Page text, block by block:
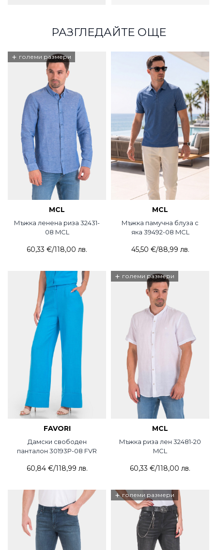
РАЗГЛЕДАЙТЕ ОЩЕ
+ големи размери
MCL
Мъжка ленена риза 32431-
08 MCL
60,33 €/118,00 лв.
MCL
Мъжка памучна блуза с
яка 39492-08 MCL
45,50 €/88,99 лв.
FAVORI
Дамски свободен
панталон 30193P-08 FVR
60,84 €/118,99 лв.
+ големи размери
MCL
Мъжка риза лен 32481-20
MCL
60,33 €/118,00 лв.
+ големи размери